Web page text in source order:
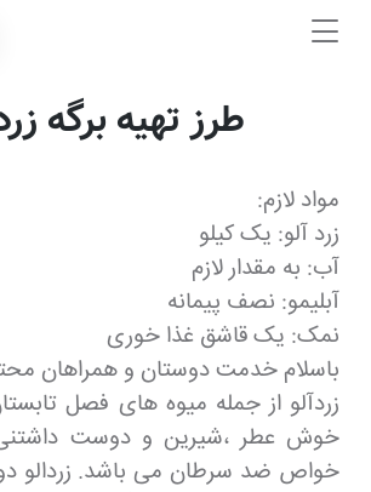
طرز تهیه برگه
مواد لازم:
زرد آلو: یک کیلو
آب: به مقدار لازم
آبلیمو: نصف پیمانه
نمک: یک قاشق غذا خوری
باسلام خدمت دوستان و همراهان
زردآلو از جمله میوه های فصل
خوش عطر ،شیرین و دوست
خواص ضد سرطان می باشد. زردالو